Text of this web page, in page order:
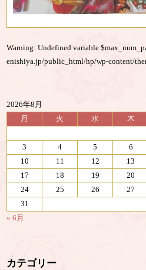
Warning: Undefined variable
enishiya.jp/public_html/hp/wp-content/
2026年8月
月
火 水 木
3
4 5 6
10
11 12 13
17
18 19 20
24
25 26 27
31
« 6月
カテゴリー